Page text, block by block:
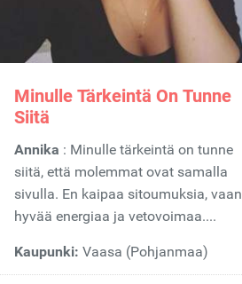
Minulle Tärkeintä On Tunne
Siitä
Annika : Minulle tärkeintä on tunne
siitä, että molemmat ovat samalla
sivulla. En kaipaa sitoumuksia, vaan
hyvää energiaa ja vetovoimaa....
Kaupunki: Vaasa (Pohjanmaa)